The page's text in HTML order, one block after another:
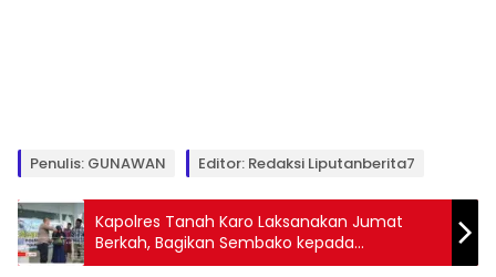
Penulis: GUNAWAN Editor: Redaksi Liputanberita7
Kapolres Tanah Karo Laksanakan Jumat
Berkah, Bagikan Sembako kepada
Masyarakat dan Anak Yatim, Serta Dialog